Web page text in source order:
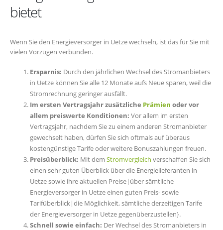
bietet
Wenn Sie den Energieversorger in Uetze wechseln, ist das für Sie mit
vielen Vorzügen verbunden.
Ersparnis: Durch den jährlichen Wechsel des Stromanbieters
in Uetze können Sie alle 12 Monate aufs Neue sparen, weil die
Stromrechnung geringer ausfällt.
Im ersten Vertragsjahr zusätzliche Prämien oder vor
allem preiswerte Konditionen: Vor allem im ersten
Vertragsjahr, nachdem Sie zu einem anderen Stromanbieter
gewechselt haben, dürfen Sie sich oftmals auf überaus
kostengünstige Tarife oder weitere Bonuszahlungen freuen.
Preisüberblick: Mit dem Stromvergleich verschaffen Sie sich
einen sehr guten Überblick über die Energielieferanten in
Uetze sowie ihre aktuellen Preise|über sämtliche
Energieversorger in Uetze einen guten Preis- sowie
Tarifüberblick|die Möglichkeit, sämtliche derzeitigen Tarife
der Energieversorger in Uetze gegenüberzustellen}.
Schnell sowie einfach: Der Wechsel des Stromanbieters in